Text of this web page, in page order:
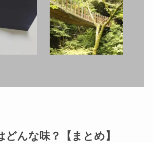
どんな味？【まとめ】